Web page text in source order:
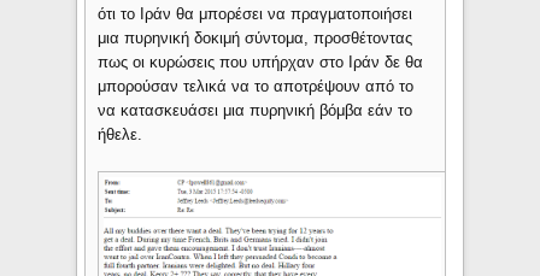
ότι το Ιράν θα μπορέσει να πραγματοποιήσει
μια πυρηνική δοκιμή σύντομα, προσθέτοντας
πως οι κυρώσεις που υπήρχαν στο Ιράν δε θα
μπορούσαν τελικά να το αποτρέψουν από το
να κατασκευάσει μια πυρηνική βόμβα εάν το
ήθελε.